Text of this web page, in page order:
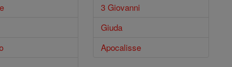
3 Giovanni
Giuda
Apocalisse